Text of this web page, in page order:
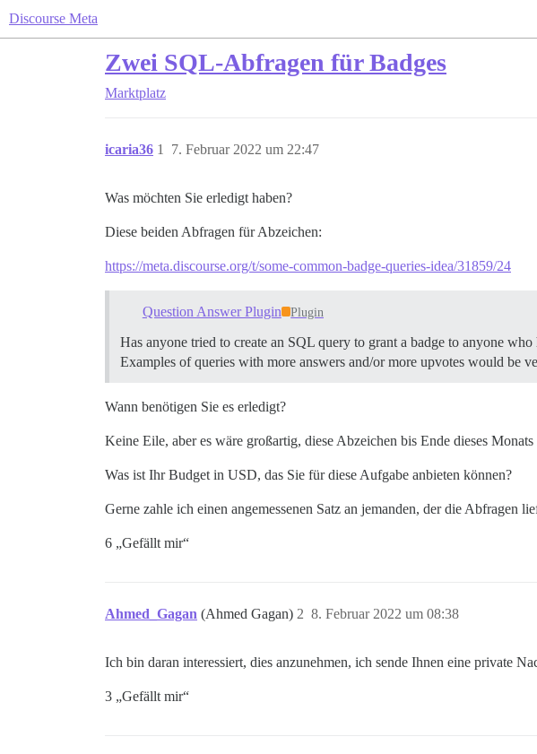
Discourse Meta
Zwei SQL-Abfragen für Badges
Marktplatz
icaria36 7. Februar 2022 um 22:47
1
Was möchten Sie erledigt haben?
Diese beiden Abfragen für Abzeichen:
https://meta.discourse.org/t/some-common-badge-queries-idea/31859/24
Question Answer Plugin Plugin
Has anyone tried to create an SQL query to grant a badge to anyone
Examples of queries with more answers and/or more upvotes would be
Wann benötigen Sie es erledigt?
Keine Eile, aber es wäre großartig, diese Abzeichen bis Ende dieses
Was ist Ihr Budget in USD, das Sie für diese Aufgabe anbieten können?
Gerne zahle ich einen angemessenen Satz an jemanden, der die Abfragen
6 „Gefällt mir“
Ahmed_Gagan (Ahmed Gagan) 8. Februar 2022 um 08:38
2
Ich bin daran interessiert, dies anzunehmen, ich sende Ihnen eine private
3 „Gefällt mir“